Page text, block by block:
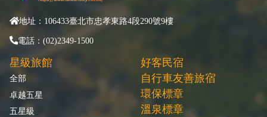
地址：106433臺北市忠孝東路4段290號9樓
電話：(02)2349-1500
星級旅館
全部
卓越五星
五星級
好客民宿
自行車友善旅宿
環保標章
溫泉標章